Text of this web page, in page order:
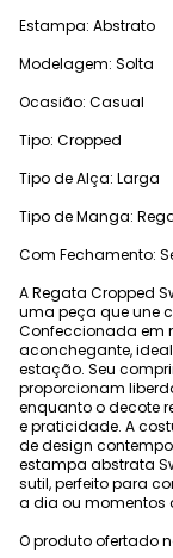
Estampa: Abstrato
Modelagem: Solta
Ocasião: Casual
Tipo: Cropped
Tipo de Alça: Larga
Tipo de Manga:
Com Fechamento:
A Regata Cropped
uma peça que une
Confeccionada em
aconchegante,
estação. Seu
proporcionam
enquanto o decote
e praticidade. A
de design
estampa abstrata
sutil, perfeito para
a dia ou momentos
O produto ofertado